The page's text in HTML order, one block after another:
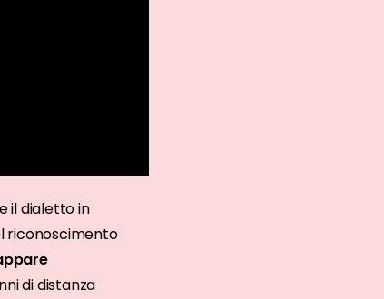
il dialetto in
riconoscimento
di distanza